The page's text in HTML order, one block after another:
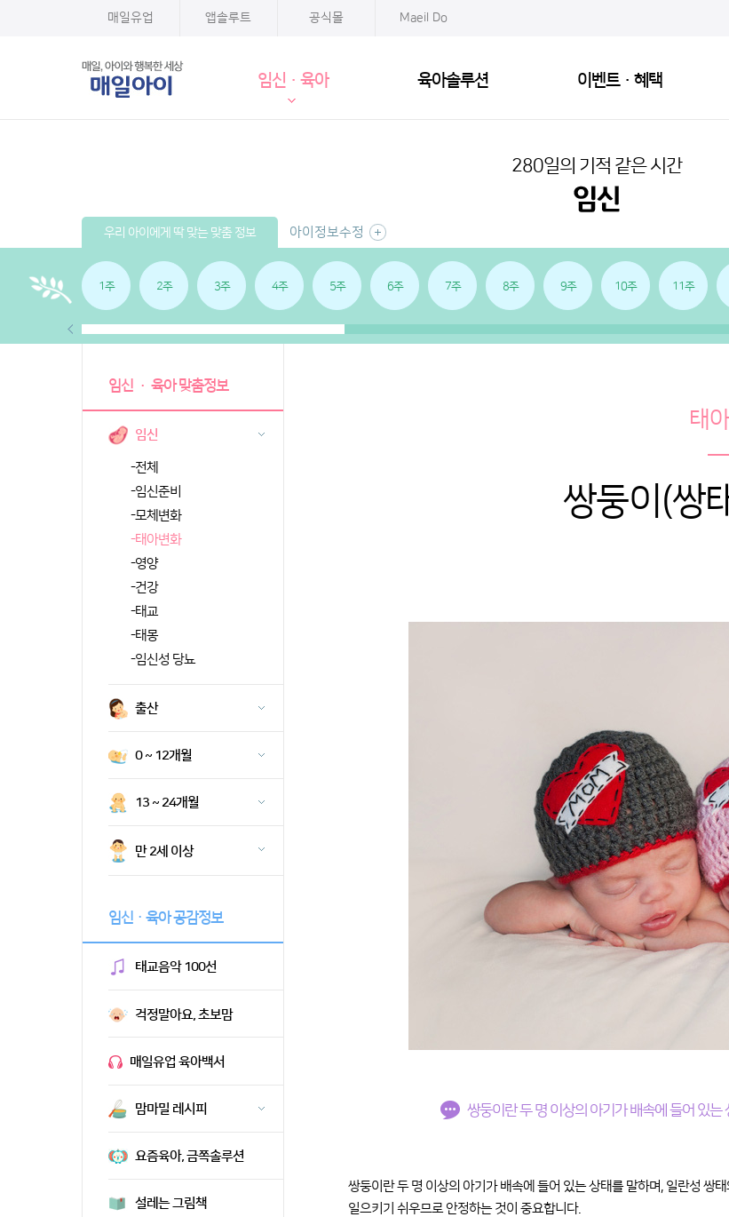
매일유업 앱솔루트 공식몰 Maeil Do
임신·육아 육아솔루션 이벤트·혜택
280일의 기적 같은 시간
우리 아이에게 딱 맞는 맞춤 정보 아이정보수정
1주 2주 3주 4주 5주 6주 7주 8주 9주 10주 11주
임신 · 육아 맞춤정보
임신
-전체
-임신준비
-모체변화
-태아변화
-영양
-건강
-태교
-태몽
-임신성 당뇨
출산
0 ~ 12개월
13 ~ 24개월
만 2세 이상
임신ㆍ육아 공감정보
태교음악 100선
걱정말아요, 초보맘
매일유업 육아백서
맘마밀 레시피
요즘육아, 금쪽솔루션
설레는 그림책
태
쌍둥이(쌍
쌍둥이란 두 명 이상의 아기가 배속에 들어 있
쌍둥이란 두 명 이상의 아기가 배속에 들어 있는 상태를 말하며, 일란성 쌍
일으키기 쉬우므로 안정하는 것이 중요합니다.